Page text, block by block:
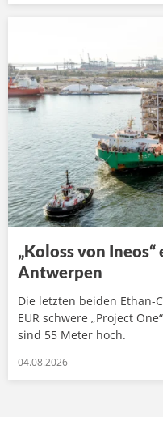
„Koloss von
Antwerpen
Die letzten beiden Ethan-
EUR schwere „Project
sind 55 Meter hoch.
04.08.2026